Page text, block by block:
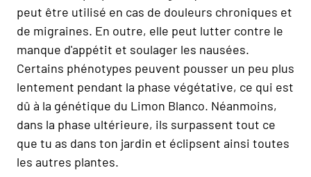
peut être utilisé en cas de douleurs chroniques et
de migraines. En outre, elle peut lutter contre le
manque d'appétit et soulager les nausées.
Certains phénotypes peuvent pousser un peu plus
lentement pendant la phase végétative, ce qui est
dû à la génétique du Limon Blanco. Néanmoins,
dans la phase ultérieure, ils surpassent tout ce
que tu as dans ton jardin et éclipsent ainsi toutes
les autres plantes.